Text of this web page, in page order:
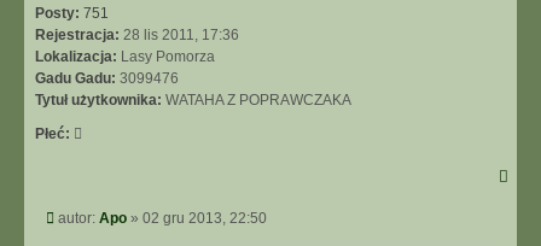
Posty: 751
Rejestracja: 28 lis 2011, 17:36
Lokalizacja: Lasy Pomorza
Gadu Gadu: 3099476
Tytuł użytkownika: WATAHA Z POPRAWCZAKA
Płeć:
Post
autor: Apo » 02 gru 2013, 22:50